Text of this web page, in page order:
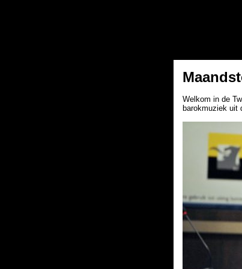
Welkom in de
barokmuziek uit